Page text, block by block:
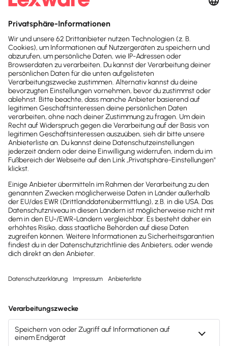
Sofort50%
Newsletter
Brandheiße
News direkt in
dein Postfach
wichtige News zu
Gesetzesänderungen,
hilfreiche Praxis-Tipps und
kostenlose Tools für
Unternehmen erhalten?
Dann abonniere unseren